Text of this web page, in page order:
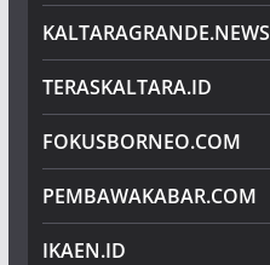
KALTARAGRANDE.NEWS
TERASKALTARA.ID
FOKUSBORNEO.COM
PEMBAWAKABAR.COM
IKAEN.ID